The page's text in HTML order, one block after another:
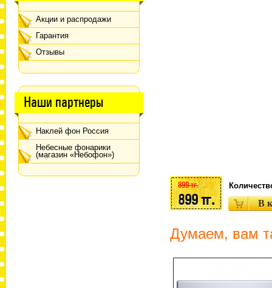
Акции и распродажи
Гарантия
Отзывы
Наши партнеры
Наклей фон Россия
Небесные фонарики
(магазин «Небофон»)
899 тг.
899 тг.
Думаем, вам